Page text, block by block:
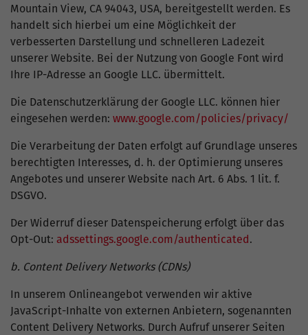
Mountain View, CA 94043, USA, bereitgestellt werden. Es
handelt sich hierbei um eine Möglichkeit der
verbesserten Darstellung und schnelleren Ladezeit
unserer Website. Bei der Nutzung von Google Font wird
Ihre IP-Adresse an Google LLC. übermittelt.
Die Datenschutzerklärung der Google LLC. können hier
eingesehen werden: www.google.com/policies/privacy/
Die Verarbeitung der Daten erfolgt auf Grundlage unseres
berechtigten Interesses, d. h. der Optimierung unseres
Angebotes und unserer Website nach Art. 6 Abs. 1 lit. f.
DSGVO.
Der Widerruf dieser Datenspeicherung erfolgt über das
Opt-Out: adssettings.google.com/authenticated .
b. Content Delivery Networks (CDNs)
In unserem Onlineangebot verwenden wir aktive
JavaScript-Inhalte von externen Anbietern, sogenannten
Content Delivery Networks. Durch Aufruf unserer Seiten